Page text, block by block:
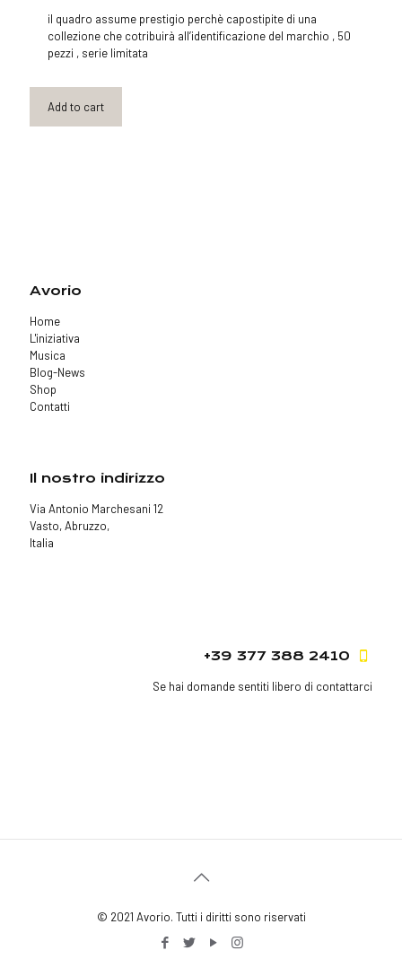
il quadro assume prestigio perchè capostipite di una
collezione che cotribuirà all’identificazione del marchio , 50
pezzi , serie limitata
Add to cart
Avorio
Home
L'iniziativa
Musica
Blog-News
Shop
Contatti
Il nostro indirizzo
Via Antonio Marchesani 12
Vasto, Abruzzo,
Italia
+39 377 388 2410
Se hai domande sentiti libero di contattarci
© 2021 Avorio. Tutti i diritti sono riservati